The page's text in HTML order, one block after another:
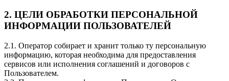
2. ЦЕЛИ ОБРАБОТКИ ПЕРСОНАЛЬНОЙ
ИНФОРМАЦИИ ПОЛЬЗОВАТЕЛЕЙ
2.1. Оператор собирает и хранит только ту персональную
информацию, которая необходима для предоставления
сервисов или исполнения соглашений и договоров с
Пользователем.